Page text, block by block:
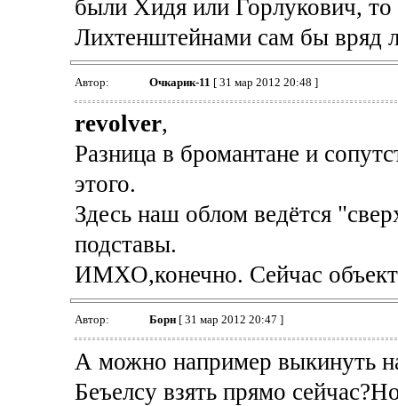
были Хидя или Горлукович,
Лихтенштейнами сам бы вряд
Автор: Очкарик-11 [ 31 мар 2012 20:48 ]
revolver,
Разница в бромантане и
этого.
Здесь наш облом ведётся
подставы.
ИМХО,конечно. Сейчас
Автор: Борн[ 31 мар 2012 20:47 ]
А можно например выкинуть
Беъелсу взять прямо